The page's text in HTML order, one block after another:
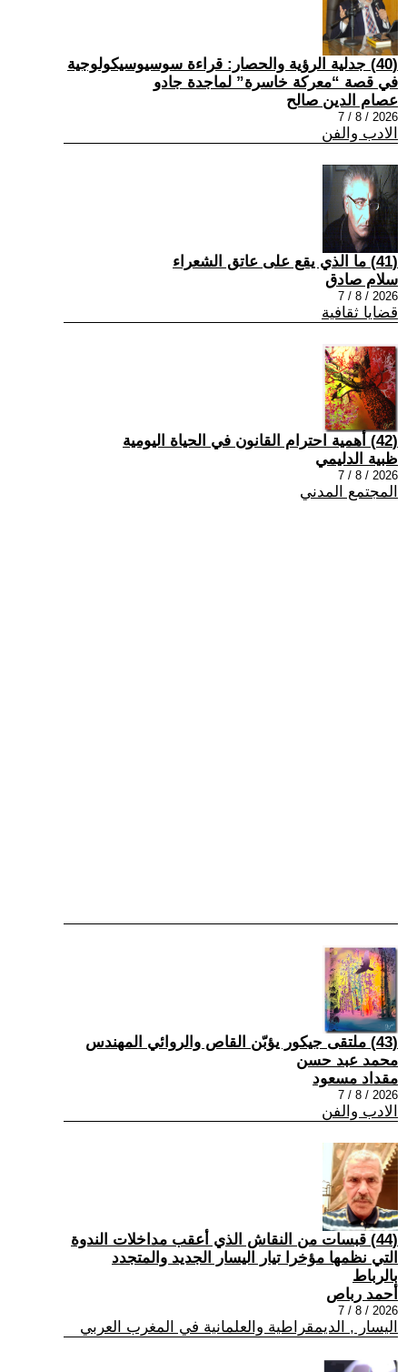
(40) جدلية الرؤية والحصار: قراءة سوسيوسيكولوجية
في قصة “معركة خاسرة” لماجدة جادو
عصام الدين صالح
2026 / 8 / 7
الادب والفن
(41) ما الذي يقع على عاتق الشعراء
سلام صادق
2026 / 8 / 7
قضايا ثقافية
(42) أهمية احترام القانون في الحياة اليومية
ظبية الدليمي
2026 / 8 / 7
المجتمع المدني
(43) ملتقى جيكور يؤبّن القاص والروائي المهندس
محمد عبد حسن
مقداد مسعود
2026 / 8 / 7
الادب والفن
(44) قبسات من النقاش الذي أعقب مداخلات الندوة
التي نظمها مؤخرا تيار اليسار الجديد والمتجدد
بالرباط
أحمد رباص
2026 / 8 / 7
اليسار , الديمقراطية والعلمانية في المغرب العربي